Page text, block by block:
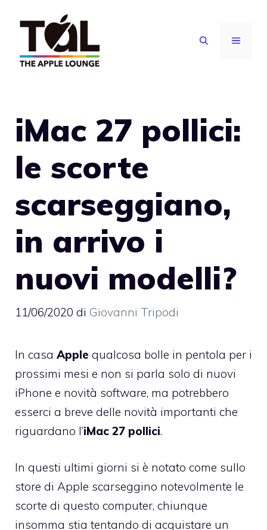
contenuto
MENU
iMac 27 pollici:
le scorte
scarseggiano,
in arrivo i
nuovi modelli?
11/06/2020 di Giovanni Tripodi
In casa Apple qualcosa bolle in pentola per i
prossimi mesi e non si parla solo di nuovi
iPhone e novità software, ma potrebbero
esserci a breve delle novità importanti che
riguardano l’iMac 27 pollici.
In questi ultimi giorni si è notato come sullo
store di Apple scarseggino notevolmente le
scorte di questo computer, chiunque
insomma stia tentando di acquistare un